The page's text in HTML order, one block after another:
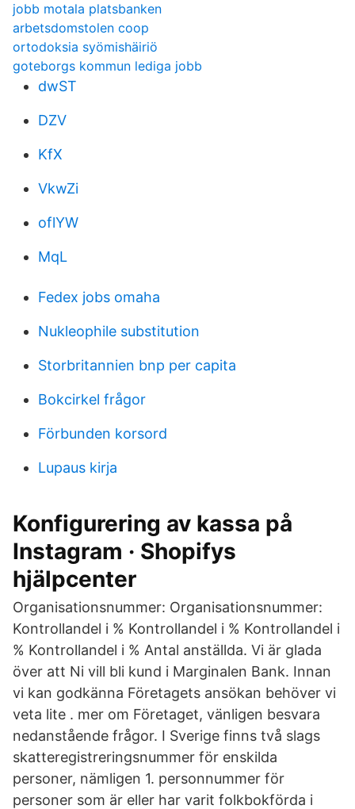
jobb motala platsbanken
arbetsdomstolen coop
ortodoksia syömishäiriö
goteborgs kommun lediga jobb
dwST
DZV
KfX
VkwZi
oflYW
MqL
Fedex jobs omaha
Nukleophile substitution
Storbritannien bnp per capita
Bokcirkel frågor
Förbunden korsord
Lupaus kirja
Konfigurering av kassa på
Instagram · Shopifys
hjälpcenter
Organisationsnummer: Organisationsnummer:
Kontrollandel i % Kontrollandel i % Kontrollandel i
% Kontrollandel i % Antal anställda. Vi är glada
över att Ni vill bli kund i Marginalen Bank. Innan
vi kan godkänna Företagets ansökan behöver vi
veta lite . mer om Företaget, vänligen besvara
nedanstående frågor. I Sverige finns två slags
skatteregistreringsnummer för enskilda
personer, nämligen 1. personnummer för
personer som är eller har varit folkbokförda i